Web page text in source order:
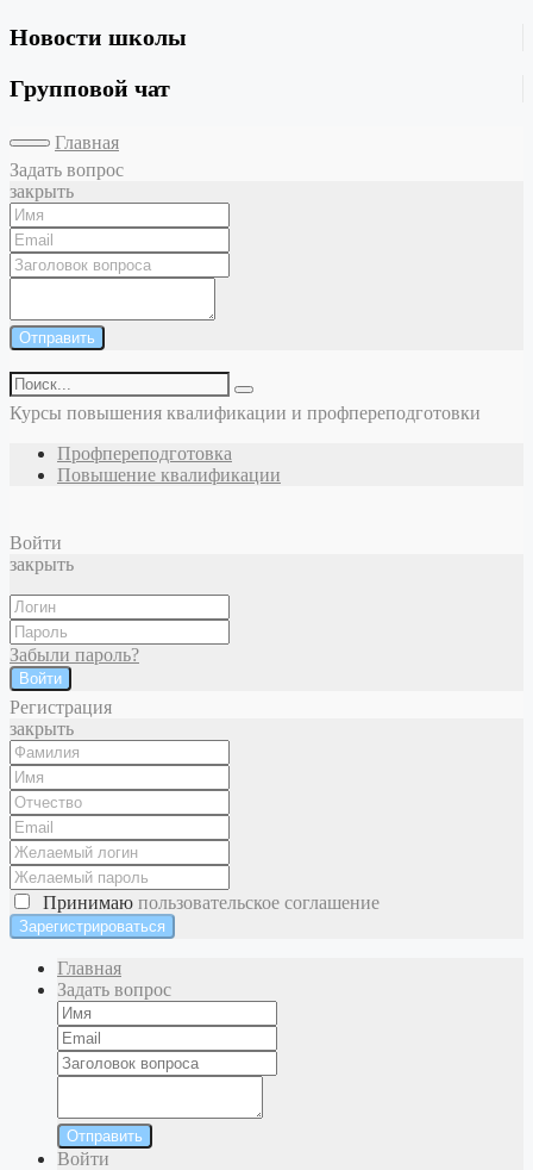
Новости школы
Групповой чат
Главная
Задать вопрос
закрыть
Отправить
Курсы повышения квалификации и профпереподготовки
Профпереподготовка
Повышение квалификации
Войти
закрыть
Забыли пароль?
Войти
Регистрация
закрыть
Принимаю пользовательское соглашение
Главная
Задать вопрос
Отправить
Войти